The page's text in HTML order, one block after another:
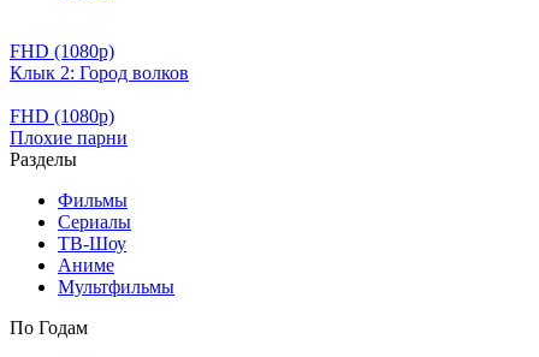
FHD (1080p)
Клык 2: Город волков
FHD (1080p)
Плохие парни
Разделы
Фильмы
Сериалы
ТВ-Шоу
Аниме
Мультфильмы
По Годам